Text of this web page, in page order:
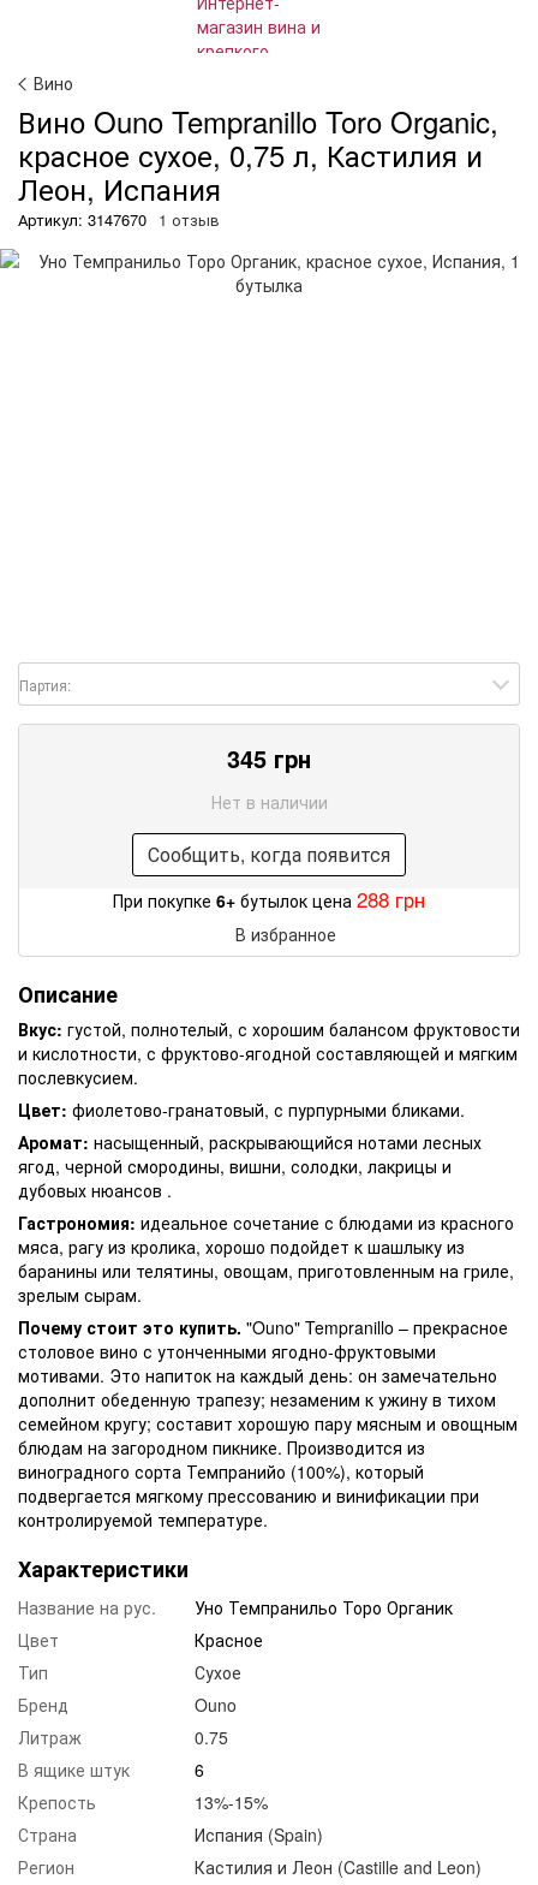
Вино
Вино Ouno Tempranillo Toro Organic,
красное сухое, 0,75 л, Кастилия и
Леон, Испания
Артикул: 3147670 1 отзыв
Партия:
345 грн
Нет в наличии
Сообщить, когда появится
При покупке 6+ бутылок цена 288 грн
В избранное
Описание
Вкус: густой, полнотелый, с хорошим балансом фруктовости
и кислотности, с фруктово-ягодной составляющей и мягким
послевкусием.
Цвет: фиолетово-гранатовый, с пурпурными бликами.
Аромат: насыщенный, раскрывающийся нотами лесных
ягод, черной смородины, вишни, солодки, лакрицы и
дубовых нюансов .
Гастрономия: идеальное сочетание с блюдами из красного
мяса, рагу из кролика, хорошо подойдет к шашлыку из
баранины или телятины, овощам, приготовленным на гриле,
зрелым сырам.
Почему стоит это купить. "Ouno" Tempranillo – прекрасное
столовое вино с утонченными ягодно-фруктовыми
мотивами. Это напиток на каждый день: он замечательно
дополнит обеденную трапезу; незаменим к ужину в тихом
семейном кругу; составит хорошую пару мясным и овощным
блюдам на загородном пикнике. Производится из
виноградного сорта Темпранийо (100%), который
подвергается мягкому прессованию и винификации при
контролируемой температуре.
Характеристики
Название на рус.
Уно Темпранильо Торо Органик
Цвет
Красное
Тип
Сухое
Бренд
Ouno
Литраж
0.75
В ящике штук
6
Крепость
13%-15%
Страна
Испания (Spain)
Регион
Кастилия и Леон (Castille and Leon)